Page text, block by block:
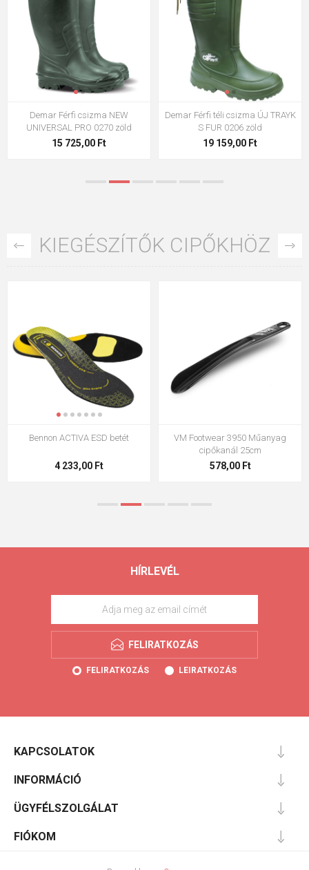
DEMAR betétek GRAND 5150
3 638,00 Ft
Férfi csizma DEMAR GRAND LUX
1506 ZÖLD
9 520,00 Ft
KIEGÉSZÍTŐK CIPŐKHÖZ
Bennon ACTIVA ESD betét
4 233,00 Ft
VM Footwear 3950 Műanyag
cipőkanál 25cm
578,00 Ft
HÍRLEVÉL
FELIRATKOZÁS
FELIRATKOZÁS LEIRATKOZÁS
KAPCSOLATOK
INFORMÁCIÓ
ÜGYFÉLSZOLGÁLAT
FIÓKOM